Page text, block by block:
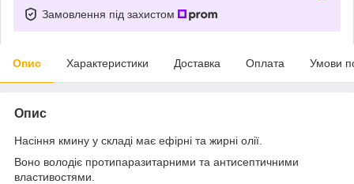
Замовлення під захистом
Опис Характеристики Доставка Оплата Умови
Опис
Насіння кмину у складі має ефірні та жирні олії.
Воно володіє протипаразитарними та антисептичними
властивостями.